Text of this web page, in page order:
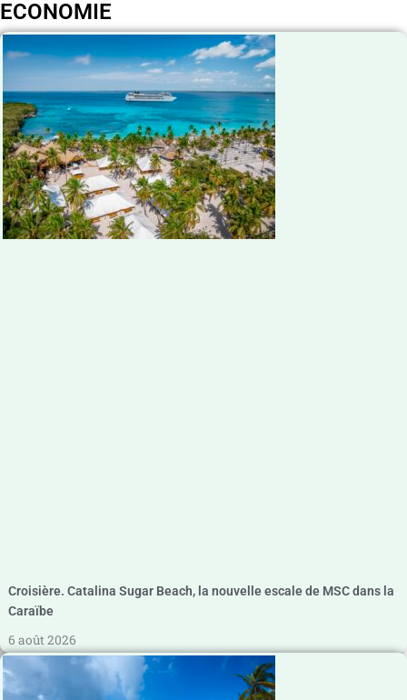
ECONOMIE
Croisière. Catalina Sugar Beach, la nouvelle escale de MSC dans la
Caraïbe
6 août 2026